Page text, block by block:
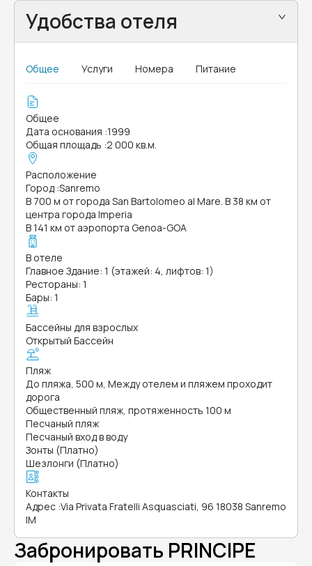
Удобства отеля
Общее Услуги Номера Питание
Общее
Дата основания :1999
Общая площадь :2 000 кв.м.
Расположение
Город :Sanremo
В 700 м от города San Bartolomeo al Mare. В 38 км от
центра города Imperia
В 141 км от аэропорта Genoa-GOA
В отеле
Главное Здание: 1 (этажей: 4, лифтов: 1)
Рестораны: 1
Бары: 1
Бассейны для взрослых
Открытый Бассейн
Пляж
До пляжа, 500 м, Между отелем и пляжем проходит
дорога
Общественный пляж, протяженность 100 м
Песчаный пляж
Песчаный вход в воду
Зонты (Платно)
Шезлонги (Платно)
Контакты
Адрес :Via Privata Fratelli Asquasciati, 96 18038 Sanremo
IM
Забронировать PRINCIPE